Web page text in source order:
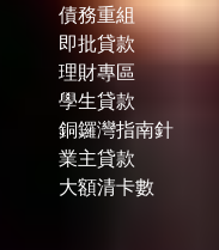
債務重組
即批貸款
理財專區
學生貸款
銅鑼灣指南針
業主貸款
大額清卡數